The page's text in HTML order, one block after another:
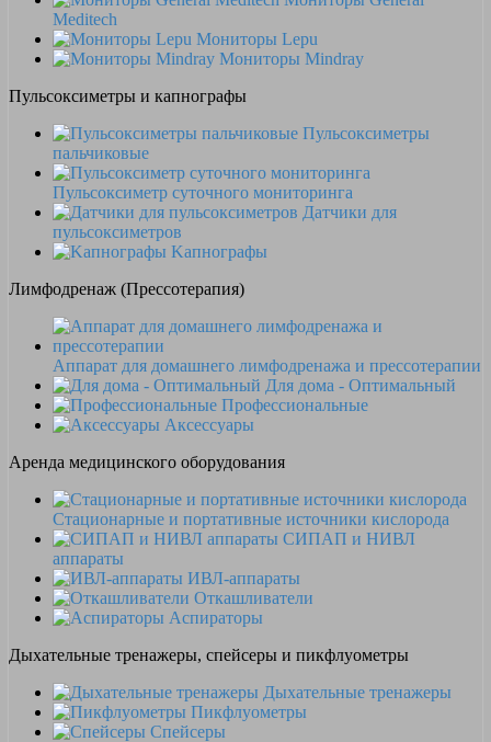
Meditech
Мониторы Lepu
Мониторы Mindray
Пульсоксиметры и капнографы
Пульсоксиметры
пальчиковые
Пульсоксиметр суточного мониторинга
Датчики для
пульсоксиметров
Kапнографы
Лимфодренаж (Прессотерапия)
Аппарат для домашнего лимфодренажа и прессотерапии
Для дома - Оптимальный
Профессиональные
Аксессуары
Аренда медицинского оборудования
Стационарные и портативные источники кислорода
СИПАП и НИВЛ
аппараты
ИВЛ-аппараты
Откашливатели
Аспираторы
Дыхательные тренажеры, спейсеры и пикфлуометры
Дыхательные тренажеры
Пикфлуометры
Спейсеры